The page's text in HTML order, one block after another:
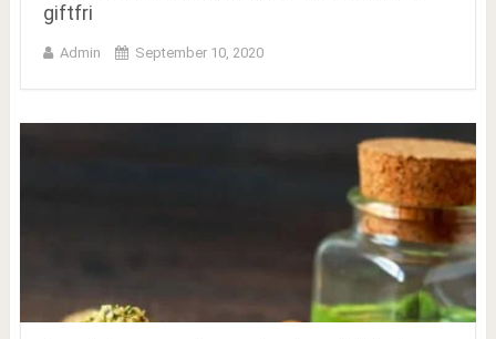
giftfri
Admin September 10, 2020